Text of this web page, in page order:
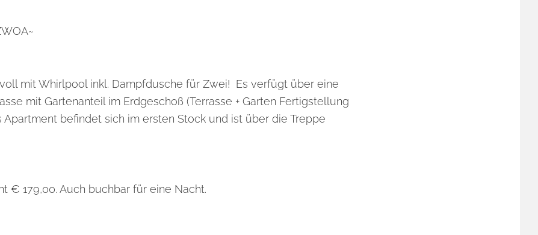
mit Whirlpool inkl. Dampfdusche für Zwei! Es verfügt über eine
mit Gartenanteil im Erdgeschoß (Terrasse + Garten Fertigstellung
Apartment befindet sich im ersten Stock und ist über die Treppe
€ 179,00. Auch buchbar für eine Nacht.